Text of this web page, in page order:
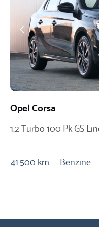
Opel Corsa
1.2 Turbo 100 Pk GS
41.500 km Benzine